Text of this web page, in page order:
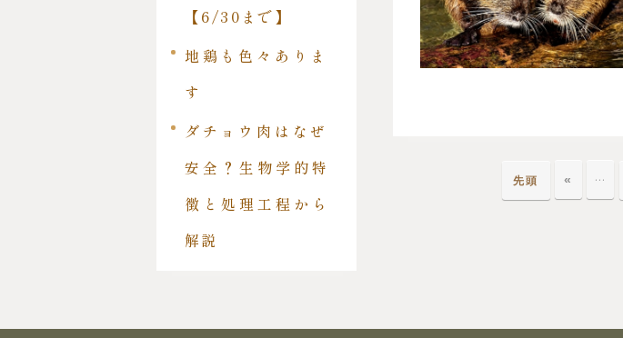
【6/30まで】
地鶏も色々ありま
す
ダチョウ肉はなぜ
安全？生物学的特
徴と処理工程から
解説
先頭 « …